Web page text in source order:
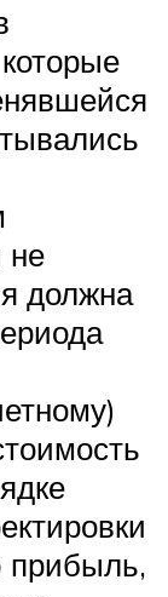
не
должна
прибыль,